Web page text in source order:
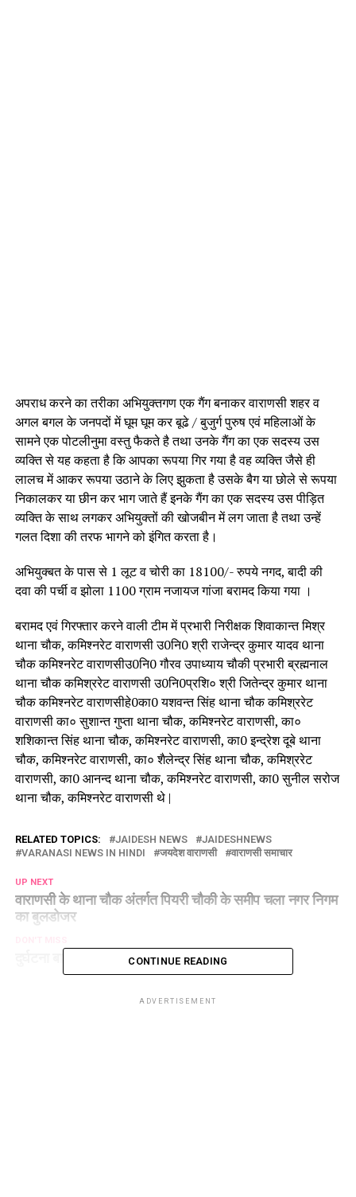
अपराध करने का तरीका अभियुक्तगण एक गैंग बनाकर वाराणसी शहर व
अगल बगल के जनपदों में घूम घूम कर बूढे / बुजुर्ग पुरुष एवं महिलाओं के
सामने एक पोटलीनुमा वस्तु फैकते है तथा उनके गैंग का एक सदस्य उस
व्यक्ति से यह कहता है कि आपका रूपया गिर गया है वह व्यक्ति जैसे ही
लालच में आकर रूपया उठाने के लिए झुकता है उसके बैग या छोले से रूपया
निकालकर या छीन कर भाग जाते हैं इनके गैंग का एक सदस्य उस पीड़ित
व्यक्ति के साथ लगकर अभियुक्तों की खोजबीन में लग जाता है तथा उन्हें
गलत दिशा की तरफ भागने को इंगित करता है।
अभियुक्बत के पास से 1 लूट व चोरी का 18100/- रुपये नगद, बादी की
दवा की पर्ची व झोला 1100 ग्राम नजायज गांजा बरामद किया गया ।
बरामद एवं गिरफ्तार करने वाली टीम में प्रभारी निरीक्षक शिवाकान्त मिश्र
थाना चौक, कमिश्नरेट वाराणसी उ0नि0 श्री राजेन्द्र कुमार यादव थाना
चौक कमिश्नरेट वाराणसीउ0नि0 गौरव उपाध्याय चौकी प्रभारी ब्रह्मनाल
थाना चौक कमिश्ररेट वाराणसी उ0नि0प्रशि० श्री जितेन्द्र कुमार थाना
चौक कमिश्नरेट वाराणसीहे0का0 यशवन्त सिंह थाना चौक कमिश्ररेट
वाराणसी का० सुशान्त गुप्ता थाना चौक, कमिश्नरेट वाराणसी, का०
शशिकान्त सिंह थाना चौक, कमिश्नरेट वाराणसी, का0 इन्द्रेश दूबे थाना
चौक, कमिश्नरेट वाराणसी, का० शैलेन्द्र सिंह थाना चौक, कमिश्ररेट
वाराणसी, का0 आनन्द थाना चौक, कमिश्नरेट वाराणसी, का0 सुनील सरोज
थाना चौक, कमिश्नरेट वाराणसी थे |
RELATED TOPICS: JAIDESH NEWS
JAIDESHNEWS
VARANASI NEWS IN HINDI
जयदेश वाराणसी वाराणसी समाचार
UP NEXT
वाराणसी के थाना चौक अंतर्गत पियरी चौकी के समीप चला नगर निगम
का बुलडोजर
दुर्घटना बाहुल्य क्षेत्र बना चोलापुरCONTINUE READING
ADVERTISEMENT